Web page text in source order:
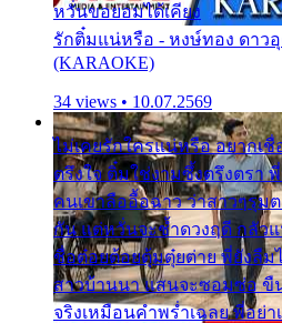
หวั่นขอยอมได้เคียง
รักติ๋มแน่หรือ - หงษ์ทอง ดาว
(KARAOKE)
34 views • 10.07.2569
ไม่เคยรักใครแน่หรือ อยากเ
ตรึงใจ ติ๋มใช่งามซึ้งตรึงตรา
คนเขาลืออื้อฉาว ว่าสาวๆรุม
กัน แต่หวั่นจะช้ำดวงฤดี กลั
ชื่อต๋อยต้อยตุ้มตุ๋ยต่าย พี่ยังลืม
สาวบ้านนา แสนจะซอมซ่อ ขื
จริงเหมือนคำพร่ำเฉลย พี่อย่